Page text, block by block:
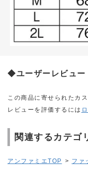
◆ユーザーレビュー
この商品に寄せられたカ
レビューを評価するには
関連するカテゴ
アンファミエTOP > ファ